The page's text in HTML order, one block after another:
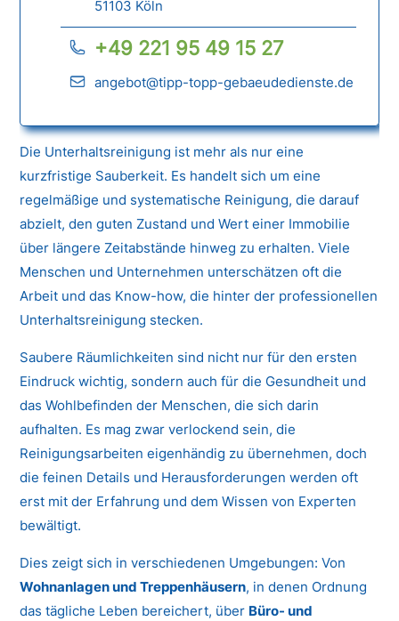
51103 Köln
+49 221 95 49 15 27
angebot@tipp-topp-gebaeudedienste.de
Die Unterhaltsreinigung ist mehr als nur eine
kurzfristige Sauberkeit. Es handelt sich um eine
regelmäßige und systematische Reinigung, die darauf
abzielt, den guten Zustand und Wert einer Immobilie
über längere Zeitabstände hinweg zu erhalten. Viele
Menschen und Unternehmen unterschätzen oft die
Arbeit und das Know-how, die hinter der professionellen
Unterhaltsreinigung stecken.
Saubere Räumlichkeiten sind nicht nur für den ersten
Eindruck wichtig, sondern auch für die Gesundheit und
das Wohlbefinden der Menschen, die sich darin
aufhalten. Es mag zwar verlockend sein, die
Reinigungsarbeiten eigenhändig zu übernehmen, doch
die feinen Details und Herausforderungen werden oft
erst mit der Erfahrung und dem Wissen von Experten
bewältigt.
Dies zeigt sich in verschiedenen Umgebungen: Von
Wohnanlagen und Treppenhäusern, in denen Ordnung
das tägliche Leben bereichert, über Büro- und